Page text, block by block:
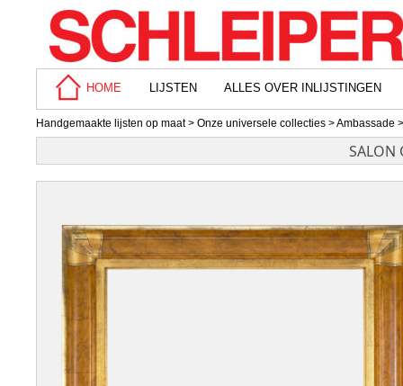
HOME LIJSTEN ALLES OVER INLIJSTINGEN
Handgemaakte lijsten op maat> Onze universele collecties >Ambassade
SALON